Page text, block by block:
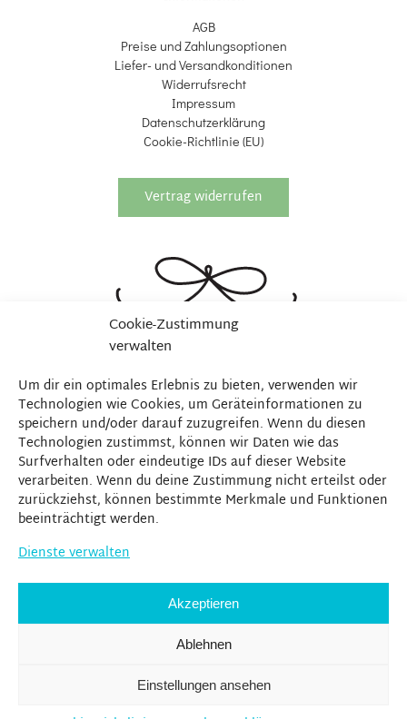
Cookie-Zustimmung
verwalten
Um dir ein optimales Erlebnis zu bieten, verwenden wir
Technologien wie Cookies, um Geräteinformationen zu
speichern und/oder darauf zuzugreifen. Wenn du diesen
Technologien zustimmst, können wir Daten wie das
Surfverhalten oder eindeutige IDs auf dieser Website
verarbeiten. Wenn du deine Zustimmung nicht erteilst oder
zurückziehst, können bestimmte Merkmale und Funktionen
beeinträchtigt werden.
Dienste verwalten
Akzeptieren
Ablehnen
Einstellungen ansehen
AGB
Preise und Zahlungsoptionen
Liefer- und Versandkonditionen
Widerrufsrecht
Impressum
Datenschutzerklärung
Cookie-Richtlinie (EU)
Vertrag widerrufen